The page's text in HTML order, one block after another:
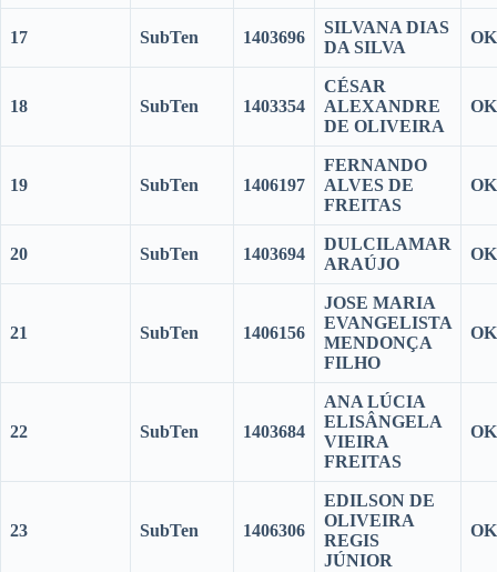
17 SubTen 1403696
SILVANA DIAS
DA SILVA
OK
18 SubTen 1403354
CÉSAR
ALEXANDRE
DE OLIVEIRA
OK
19 SubTen 1406197
FERNANDO
ALVES DE
FREITAS
OK
20 SubTen 1403694
DULCILAMAR
ARAÚJO
OK
21 SubTen 1406156
JOSE MARIA
EVANGELISTA
MENDONÇA
FILHO
OK
22 SubTen 1403684
ANA LÚCIA
ELISÂNGELA
VIEIRA
FREITAS
OK
23 SubTen 1406306
EDILSON DE
OLIVEIRA
REGIS
JÚNIOR
OK